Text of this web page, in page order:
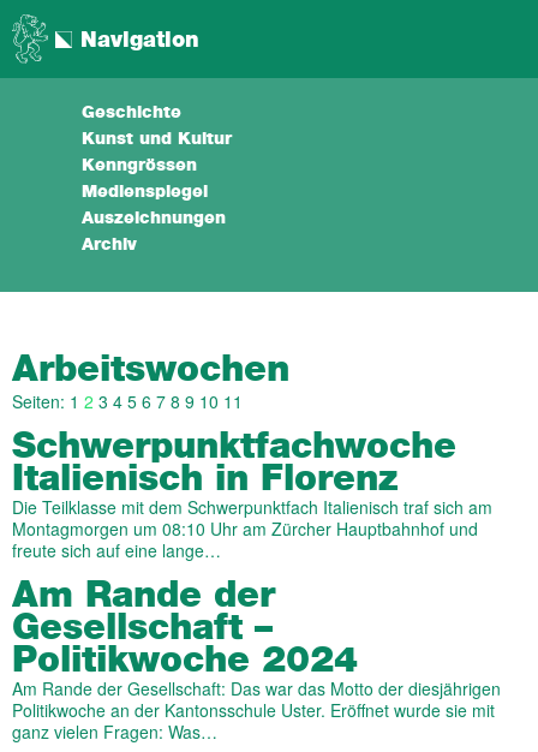
Navigation
Geschichte
Kunst und Kultur
Kenngrössen
Medienspiegel
Auszeichnungen
Archiv
Arbeitswochen
Seiten: 1 2 3 4 5 6 7 8 9 10 11
Schwerpunktfachwoche
Italienisch in Florenz
Die Teilklasse mit dem Schwerpunktfach Italienisch traf sich am
Montagmorgen um 08:10 Uhr am Zürcher Hauptbahnhof und
freute sich auf eine lange…
Am Rande der
Gesellschaft –
Politikwoche 2024
Am Rande der Gesellschaft: Das war das Motto der diesjährigen
Politikwoche an der Kantonsschule Uster. Eröffnet wurde sie mit
ganz vielen Fragen: Was…